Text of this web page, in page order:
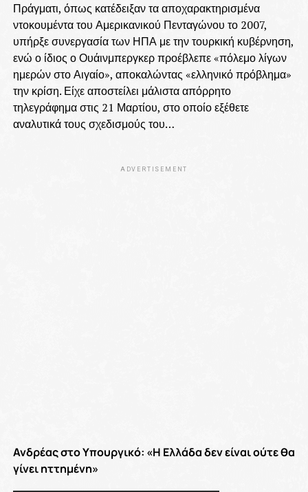
Πράγματι, όπως κατέδειξαν τα αποχαρακτηρισμένα
ντοκουμέντα του Αμερικανικού Πενταγώνου το 2007,
υπήρξε συνεργασία των ΗΠΑ με την τουρκική κυβέρνηση,
ενώ ο ίδιος ο Ουάινμπεργκερ προέβλεπε «πόλεμο λίγων
ημερών στο Αιγαίο», αποκαλώντας «ελληνικό πρόβλημα»
την κρίση. Είχε αποστείλει μάλιστα απόρρητο
τηλεγράφημα στις 21 Μαρτίου, στο οποίο εξέθετε
αναλυτικά τους σχεδισμούς του…
ADVERTISEMENT
Ανδρέας στο Υπουργικό: «Η Ελλάδα δεν είναι ούτε θα
γίνει ηττημένη»